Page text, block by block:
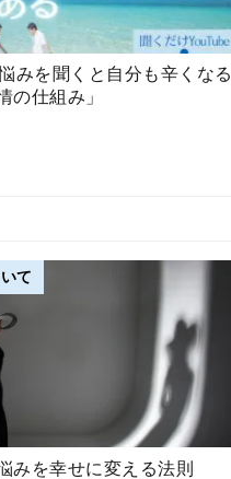
みを聞くと自分も辛くなる
の仕組み」
て
みを幸せに変える法則